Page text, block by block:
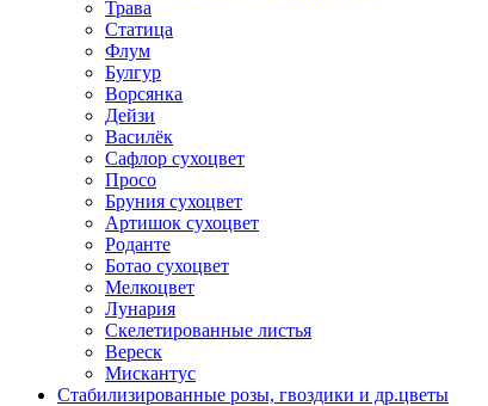
Трава
Статица
Флум
Булгур
Ворсянка
Дейзи
Василёк
Сафлор сухоцвет
Просо
Бруния сухоцвет
Артишок сухоцвет
Роданте
Ботао сухоцвет
Мелкоцвет
Лунария
Скелетированные листья
Вереск
Мискантус
Стабилизированные розы, гвоздики и др.цветы